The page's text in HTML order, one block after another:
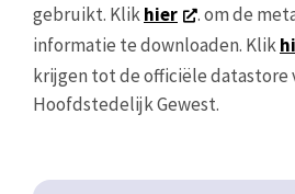
gebruikt. Klikhier
. om de
informatie te downloaden. Klik
krijgen tot de officiële datastore
Hoofdstedelijk Gewest.